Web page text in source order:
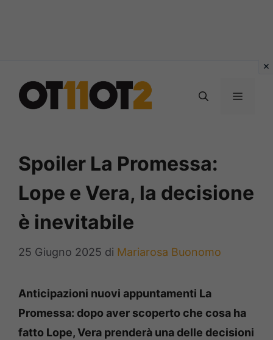
contenuto
MENU
Spoiler La Promessa:
Lope e Vera, la decisione
è inevitabile
25 Giugno 2025 di Mariarosa Buonomo
Anticipazioni nuovi appuntamenti La
Promessa: dopo aver scoperto che cosa ha
fatto Lope, Vera prenderà una delle decisioni